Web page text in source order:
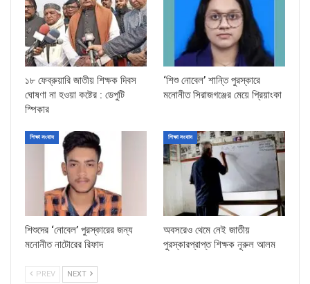
১৮ ফেব্রুয়ারি জাতীয় শিক্ষক দিবস
ঘোষণা না হওয়া কষ্টের : ডেপুটি
স্পিকার
‘শিশু নোবেল’ শান্তি পুরস্কারে
মনোনীত সিরাজগঞ্জের মেয়ে প্রিয়াংকা
শিক্ষা সংবাদ
শিশুদের ‘নোবেল’ পুরস্কারের জন্য
মনোনীত নাটোরের রিফাদ
শিক্ষা সংবাদ
অবসরেও থেমে নেই জাতীয়
পুরস্কারপ্রাপ্ত শিক্ষক নূরুল আলম
PREV NEXT